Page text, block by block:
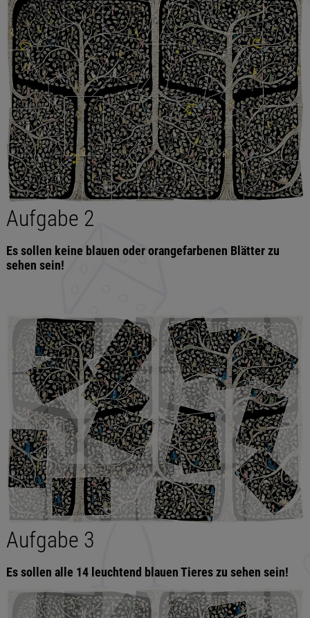
Aufgabe 2
Es sollen keine blauen oder orangefarbenen Blätter zu
sehen sein!
Aufgabe 3
Es sollen alle 14 leuchtend blauen Tieres zu sehen sein!